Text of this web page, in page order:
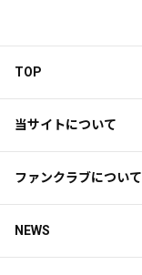
TOP
当サイトについて
ファンクラブについて
NEWS